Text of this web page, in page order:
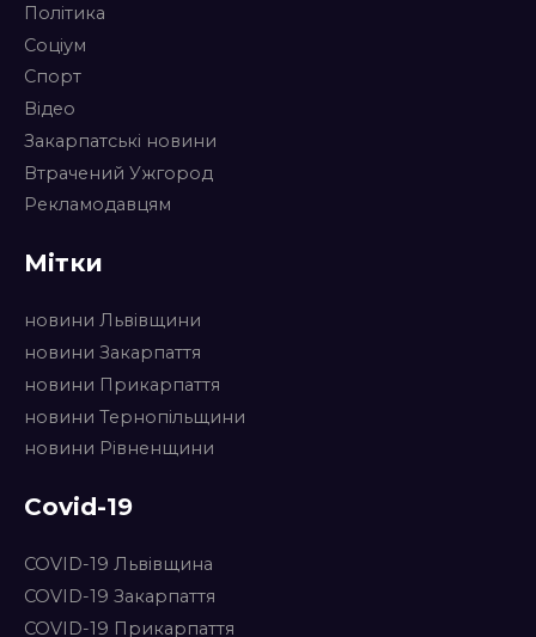
Політика
Соціум
Спорт
Відео
Закарпатські новини
Втрачений Ужгород
Рекламодавцям
Мітки
новини Львівщини
новини Закарпаття
новини Прикарпаття
новини Тернопільщини
новини Рівненщини
Covid-19
COVID-19 Львівщина
COVID-19 Закарпаття
COVID-19 Прикарпаття